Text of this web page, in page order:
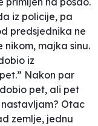
iz policije, pa
predsjednika ne
nikom, majka sinu.
iz
Nakon par
pet, ali pet
Otac
zemlje, jednu